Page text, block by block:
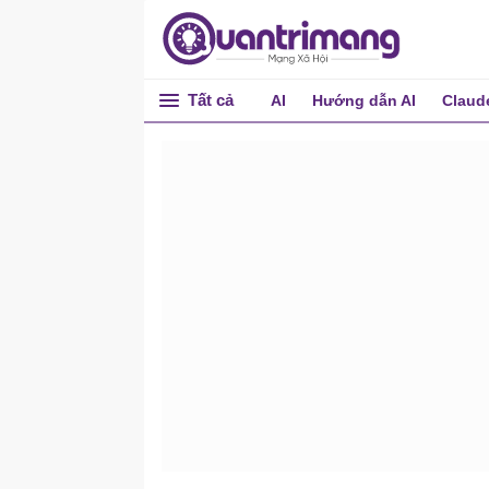
Tất cả AI Hướng dẫn AI